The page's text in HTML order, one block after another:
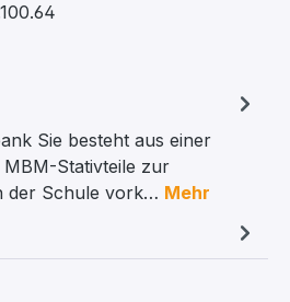
Sie besteht aus einer
Stativteile zur
der Schule vork… Mehr